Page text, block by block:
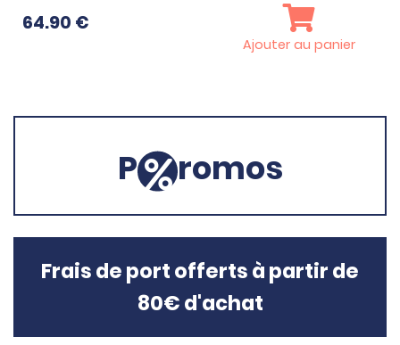
64.90 €
Ajouter au panier
P romos
Frais de port offerts à partir de
80€ d'achat